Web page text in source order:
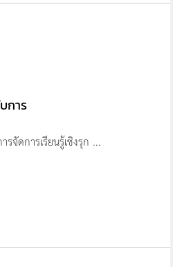
การ
จัดการเรียนรู้เชิงรุก ...